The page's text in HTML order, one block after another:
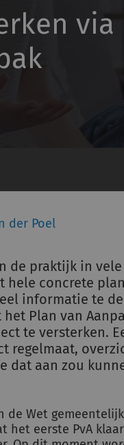
via
der Poel
de praktijk in
concrete
informatie te
Plan van
te versterken.
regelmaat,
dat aan zou
de Wet
eerste PvA